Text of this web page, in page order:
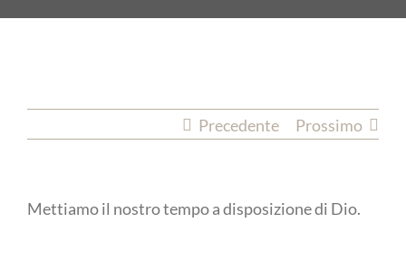
Precedente Prossimo
Mettiamo il nostro tempo a disposizione di Dio.